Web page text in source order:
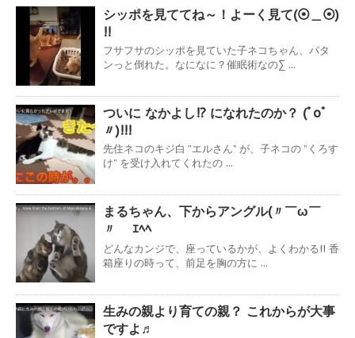
シッポを見ててね～！よーく見て(⦿＿⦿)
!!
フサフサのシッポを見ていた子ネコちゃん、パタ
ンっと倒れた。なになに？催眠術なの∑ ...
ついに なかよし!? になれたのか？ (ﾟoﾟ
〃)!!!
先住ネコのキジ白 ”エルさん” が、子ネコの ”くろす
け” を受け入れてくれたの ...
まるちゃん、下からアングル(〃￣ω￣
〃ゞ ｴﾍﾍ
どんなカンジで、座っているかが、よくわかる!! 香
箱座りの時って、前足を胸の方に ...
生みの親より育ての親？ これからが大事
ですよ♬